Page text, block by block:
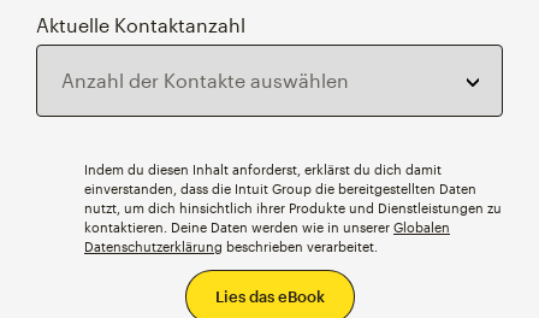
Aktuelle Kontaktanzahl
Indem du diesen Inhalt anforderst, erklärst du dich damit
einverstanden, dass die Intuit Group die bereitgestellten Daten
nutzt, um dich hinsichtlich ihrer Produkte und Dienstleistungen zu
kontaktieren. Deine Daten werden wie in unserer Globalen
Datenschutzerklärung beschrieben verarbeitet.